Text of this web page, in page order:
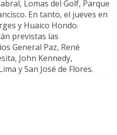
Lomas del Golf, Parque
En tanto, el jueves en
y Huaico Hondo.
previstas las
General Paz, René
John Kennedy,
y San José de Flores.